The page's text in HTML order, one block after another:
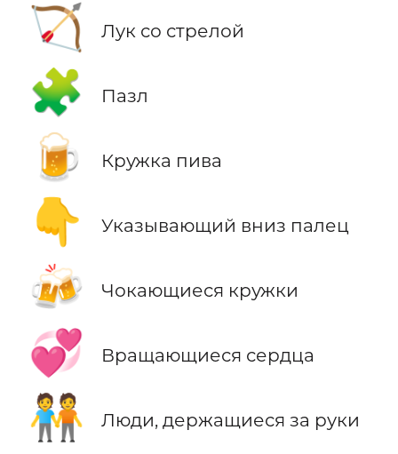
🏹 Лук со стрелой
🧩 Пазл
🍺 Кружка пива
👇 Указывающий вниз палец
🍻 Чокающиеся кружки
💞 Вращающиеся сердца
🧑‍🤝‍🧑 Люди, держащиеся за руки